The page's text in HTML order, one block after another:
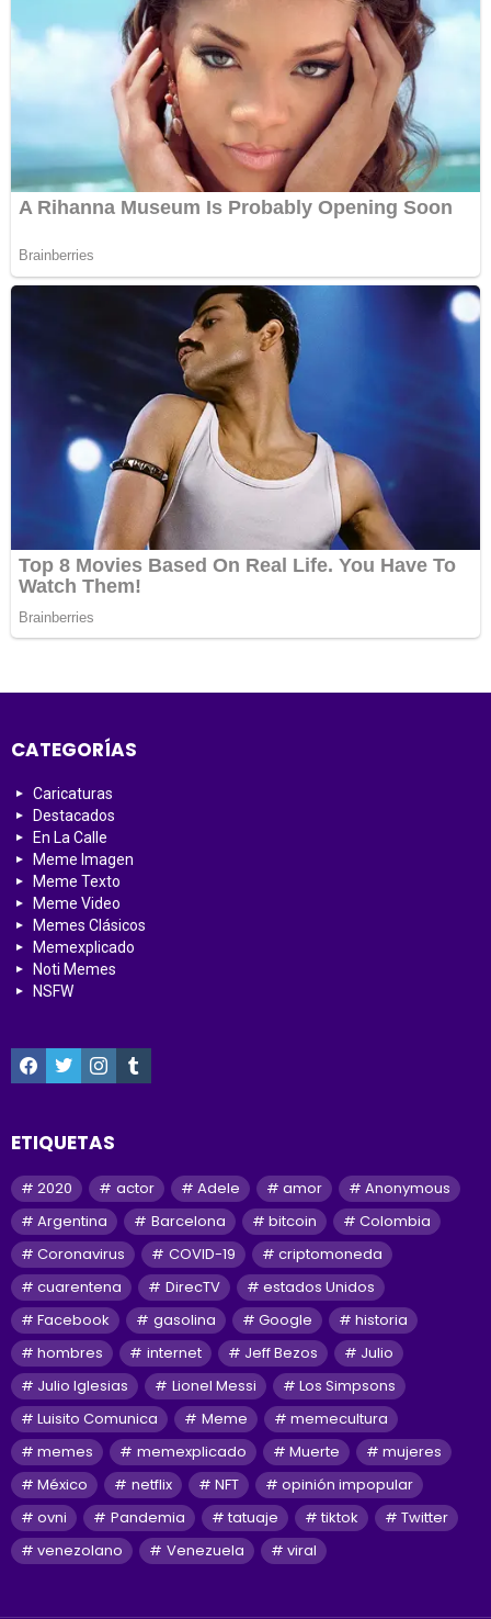
CATEGORÍAS
Caricaturas
Destacados
En La Calle
Meme Imagen
Meme Texto
Meme Video
Memes Clásicos
Memexplicado
Noti Memes
NSFW
facebooktwitterinstagramtumblr
ETIQUETAS
2020 actor Adele amor
Anonymous
Argentina
Barcelona bitcoin
Colombia
Coronavirus
COVID-19
criptomoneda
cuarentena
DirecTV
estados Unidos
Facebook
gasolina Google
historia
hombres
internet Jeff Bezos
Julio
Julio Iglesias
Lionel Messi
Los Simpsons
Luisito Comunica
Meme
memecultura
memes
memexplicado Muerte
mujeres
México
netflix NFT
opinión impopular
ovni
Pandemia tatuaje tiktok
Twitter
venezolano
Venezuela viral